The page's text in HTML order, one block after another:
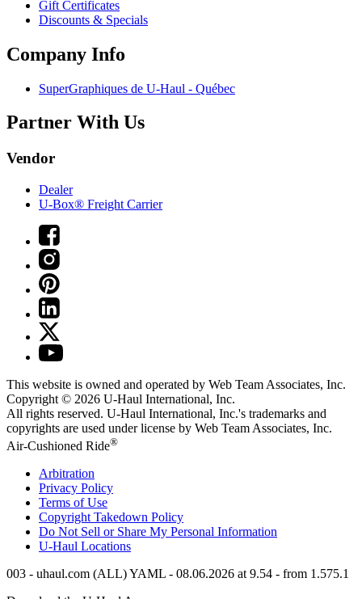
Gift Certificates
Discounts & Specials
Company Info
SuperGraphiques de U-Haul - Québec
Partner With Us
Vendor
Dealer
U-Box® Freight Carrier
This website is owned and operated by Web Team Associates, Inc.
Copyright © 2026 U-Haul International, Inc.
All rights reserved. U-Haul International, Inc.'s trademarks and
copyrights are used under license by Web Team Associates, Inc.
Air-Cushioned Ride®
Arbitration
Privacy Policy
Terms of Use
Copyright Takedown Policy
Do Not Sell or Share My Personal Information
U-Haul Locations
003 - uhaul.com (ALL) YAML - 08.06.2026 at 9.54 - from 1.575.1